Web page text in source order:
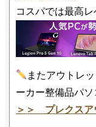
コスパでは最高レ
またアウトレ
ーカー整備品パソ
＞＞ プレクスア